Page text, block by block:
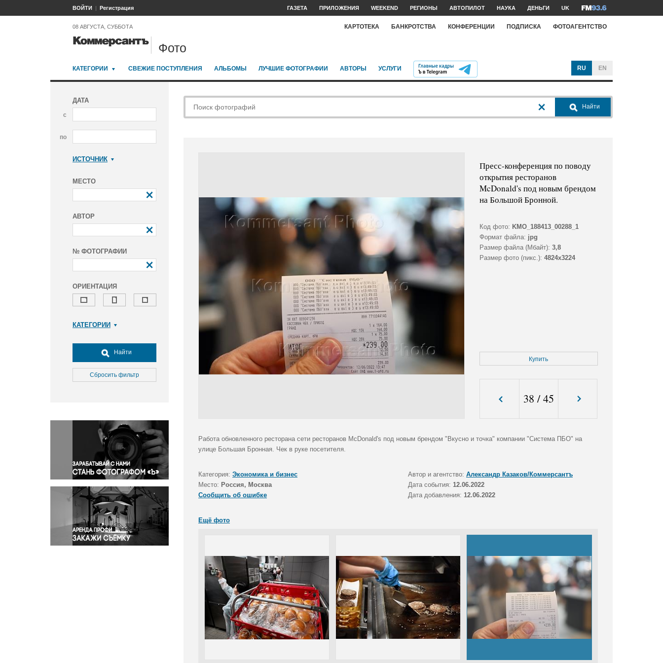
ВОЙТИ Регистрация ГАЗЕТА ПРИЛОЖЕНИЯ WEEKEND РЕГИОНЫ АВТОПИЛОТ НАУКА ДЕНЬГИ UK
08 АВГУСТА, СУББОТА КАРТОТЕКА БАНКРОТСТВА КОНФЕРЕНЦИИ ПОДПИСКА ФОТОАГЕНТСТВО
Фото
КАТЕГОРИИ СВЕЖИЕ ПОСТУПЛЕНИЯ АЛЬБОМЫ ЛУЧШИЕ ФОТОГРАФИИ АВТОРЫ УСЛУГИ RU EN
ДАТА
с
по
ИСТОЧНИК
МЕСТО
АВТОР
№ ФОТОГРАФИИ
ОРИЕНТАЦИЯ
КАТЕГОРИИ
Досуг, туризм и отдых
Культура
Медицина
Окружающая среда
Политика
Правосудие
Происшествия и конфликты
Религия
Светская жизнь
Спорт
Экология
Экономика и бизнес
Найти
Сбросить фильтр
Найти
Пресс-конференция по поводу
открытия ресторанов
McDonald's под новым брендом
на Большой Бронной.
Код фото: KMO_188413_00288_1
Формат файла: jpg
Размер файла (Мбайт): 3,8
Размер фото (пикс.): 4824x3224
Купить
38 /45
Работа обновленного ресторана сети ресторанов McDonald's под новым брендом "Вкусно и точка" компании "Система ПБО" на
улице Большая Бронная. Чек в руке посетителя.
Категория: Экономика и бизнес Автор и агентство: Александр Казаков/Коммерсантъ
Место: Россия, Москва Дата события: 12.06.2022
Сообщить об ошибке
Дата добавления: 12.06.2022
Ещё фото